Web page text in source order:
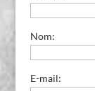
Nom:
E-mail: